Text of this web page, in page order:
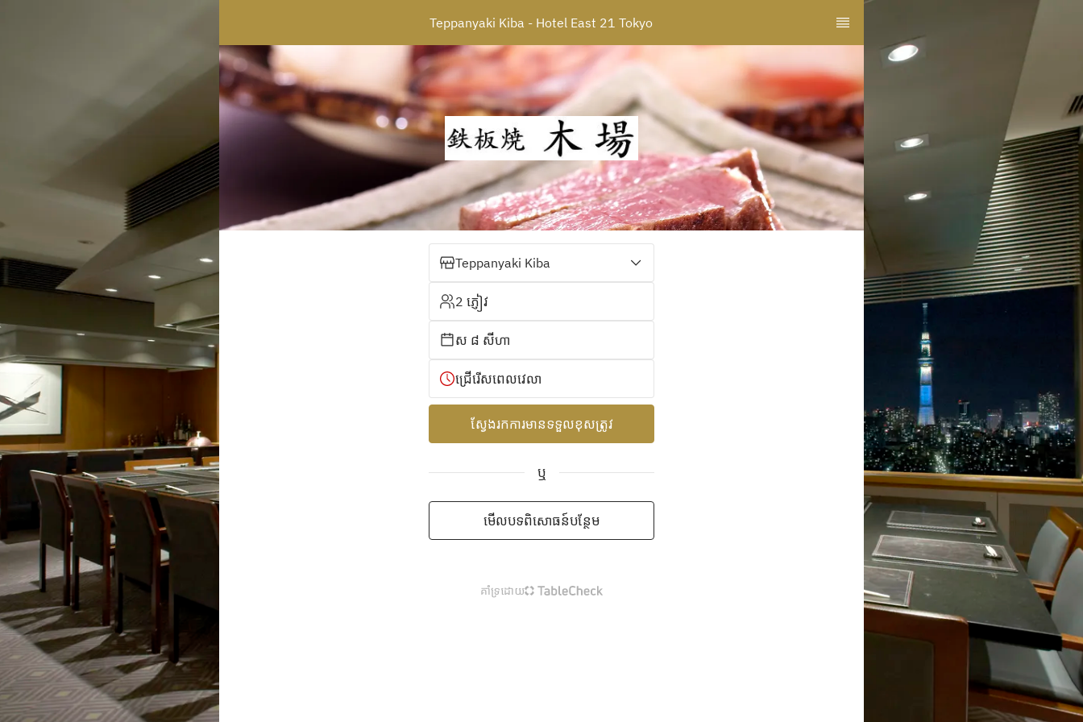
Teppanyaki Kiba - Hotel East 21 Tokyo
Teppanyaki Kiba
2 ភ្ញៀវ
ស ៨ សីហា
ជ្រើរើសពេលវេលា
ស្វែងរកការមានទទួលខុសត្រូវ
ឬ
មើលបទពិសោធន៍បន្ថែម
គាំទ្រដោយ